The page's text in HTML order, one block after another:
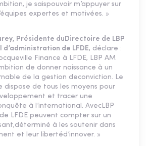
je saispouvoir m’appuyer sur
expertes et motivées. »
Présidente duDirectoire de LBP
d’administration de LFDE, déclare :
Finance à LFDE, LBP AM
de donner naissance à un
de la gestion deconviction. Le
dispose de tous les moyens pour
et tracer une
à l’international. AvecLBP
LFDE peuvent compter sur un
à les soutenir dans
et leur libertéd’innover. »